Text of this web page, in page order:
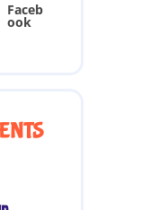
Faceb
ook